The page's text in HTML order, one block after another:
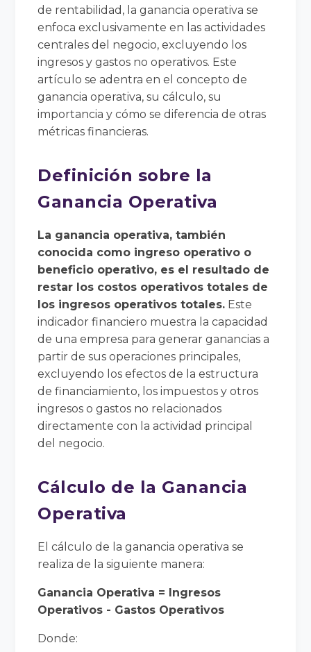
de rentabilidad, la ganancia operativa se
enfoca exclusivamente en las actividades
centrales del negocio, excluyendo los
ingresos y gastos no operativos. Este
artículo se adentra en el concepto de
ganancia operativa, su cálculo, su
importancia y cómo se diferencia de otras
métricas financieras.
Definición sobre la
Ganancia Operativa
La ganancia operativa, también
conocida como ingreso operativo o
beneficio operativo, es el resultado de
restar los costos operativos totales de
los ingresos operativos totales. Este
indicador financiero muestra la capacidad
de una empresa para generar ganancias a
partir de sus operaciones principales,
excluyendo los efectos de la estructura
de financiamiento, los impuestos y otros
ingresos o gastos no relacionados
directamente con la actividad principal
del negocio.
Cálculo de la Ganancia
Operativa
El cálculo de la ganancia operativa se
realiza de la siguiente manera:
Ganancia Operativa = Ingresos
Operativos - Gastos Operativos
Donde: